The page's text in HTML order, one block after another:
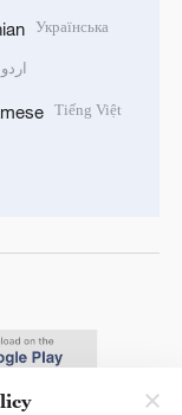
Українська
اردو
Tiếng Việt